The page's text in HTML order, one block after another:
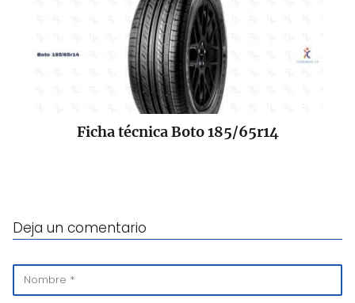
Ficha técnica Boto 185/65r14
Deja un comentario